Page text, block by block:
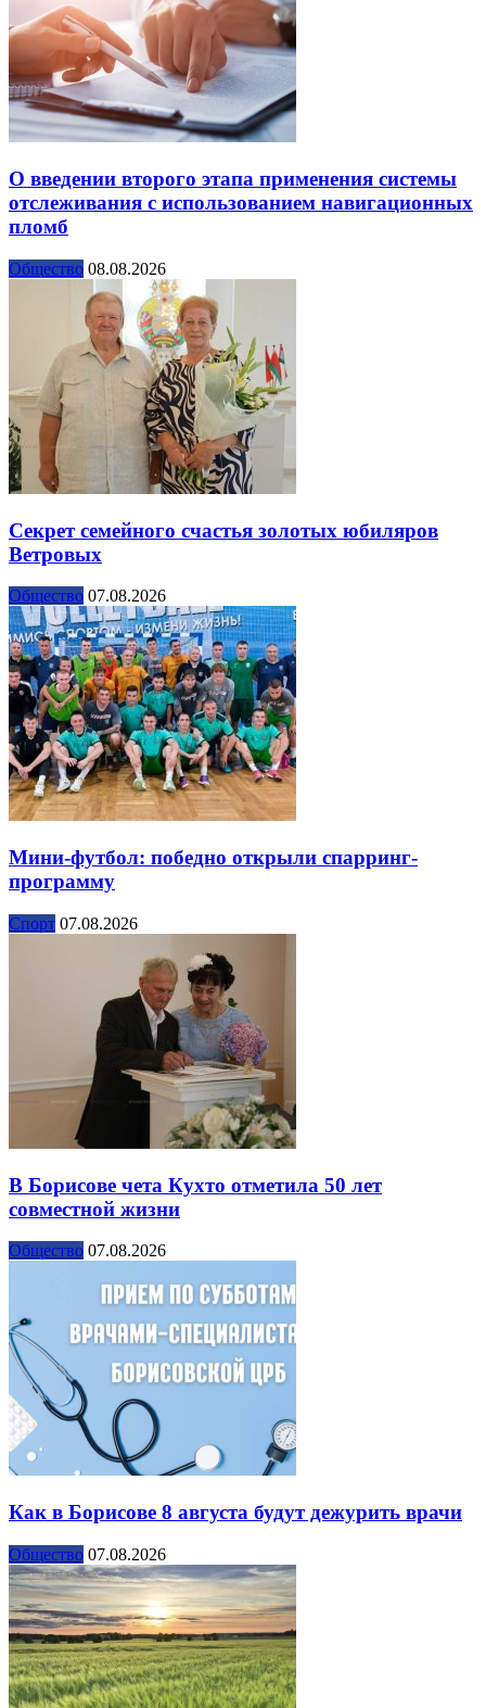
О введении второго этапа применения системы
отслеживания с использованием навигационных
пломб
Общество 08.08.2026
Секрет семейного счастья золотых юбиляров
Ветровых
Общество 07.08.2026
Мини-футбол: победно открыли спарринг-
программу
Спорт 07.08.2026
В Борисове чета Кухто отметила 50 лет
совместной жизни
Общество 07.08.2026
Как в Борисове 8 августа будут дежурить врачи
Общество 07.08.2026